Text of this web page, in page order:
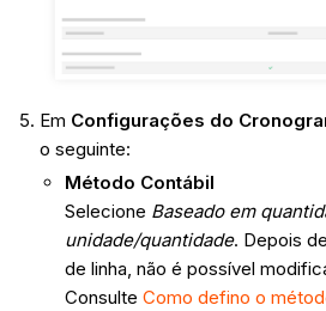
Em Configurações do
o seguinte:
Método Contábil
Selecione Baseado em
unidade/quantidade. Depois
de linha, não é possível
Consulte Como defino o